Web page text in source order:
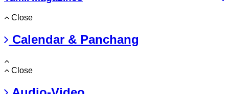
Close
Calendar & Panchang
Close